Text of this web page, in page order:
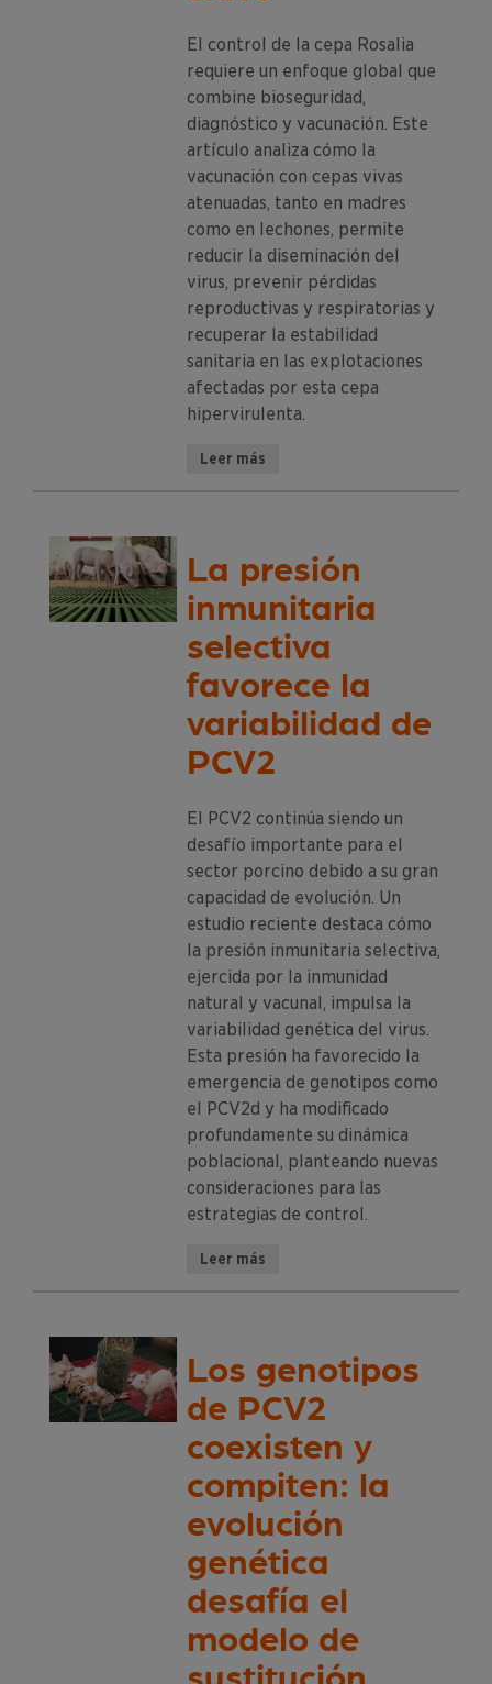
El control de la cepa Rosalia
requiere un enfoque global que
combine bioseguridad,
diagnóstico y vacunación. Este
artículo analiza cómo la
vacunación con cepas vivas
atenuadas, tanto en madres
como en lechones, permite
reducir la diseminación del
virus, prevenir pérdidas
reproductivas y respiratorias y
recuperar la estabilidad
sanitaria en las explotaciones
afectadas por esta cepa
hipervirulenta.
Leer más
La presión
inmunitaria
selectiva
favorece la
variabilidad de
PCV2
El PCV2 continúa siendo un
desafío importante para el
sector porcino debido a su gran
capacidad de evolución. Un
estudio reciente destaca cómo
la presión inmunitaria selectiva,
ejercida por la inmunidad
natural y vacunal, impulsa la
variabilidad genética del virus.
Esta presión ha favorecido la
emergencia de genotipos como
el PCV2d y ha modificado
profundamente su dinámica
poblacional, planteando nuevas
consideraciones para las
estrategias de control.
Leer más
Los genotipos
de PCV2
coexisten y
compiten: la
evolución
genética
desafía el
modelo de